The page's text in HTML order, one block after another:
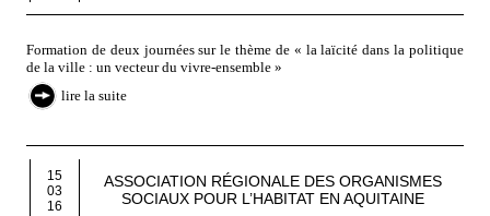
Formation de deux journées sur le thème de « la laïcité dans la politique
de la ville : un vecteur du vivre-ensemble »
lire la suite
15
03
16
ASSOCIATION RÉGIONALE DES ORGANISMES
SOCIAUX POUR L’HABITAT EN AQUITAINE